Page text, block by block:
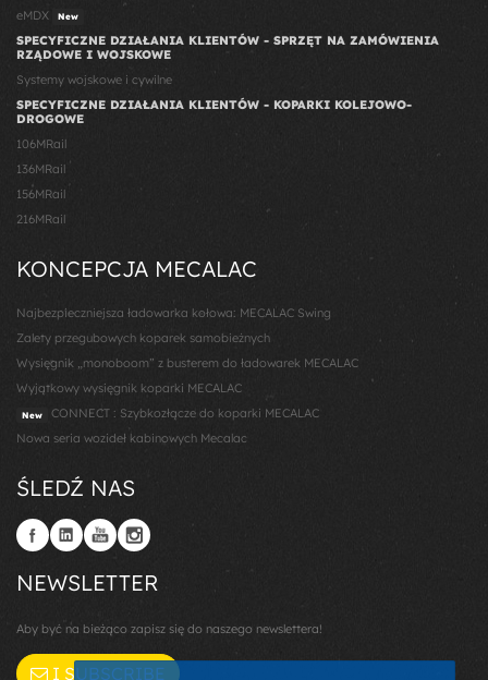
eMDX
New
SPECYFICZNE DZIAŁANIA KLIENTÓW - SPRZĘT NA ZAMÓWIENIA
RZĄDOWE I WOJSKOWE
Systemy wojskowe i cywilne
SPECYFICZNE DZIAŁANIA KLIENTÓW - KOPARKI KOLEJOWO-
DROGOWE
106MRail
136MRail
156MRail
216MRail
KONCEPCJA MECALAC
Najbezpieczniejsza ładowarka kołowa: MECALAC Swing
Zalety przegubowych koparek samobieżnych
Wysięgnik „monoboom” z busterem do ładowarek MECALAC
Wyjątkowy wysięgnik koparki MECALAC
New
CONNECT : Szybkozłącze do koparki MECALAC
Nowa seria wozideł kabinowych Mecalac
ŚLEDŹ NAS
NEWSLETTER
Aby być na bieżąco zapisz się do naszego newslettera!
I SUBSCRIBE